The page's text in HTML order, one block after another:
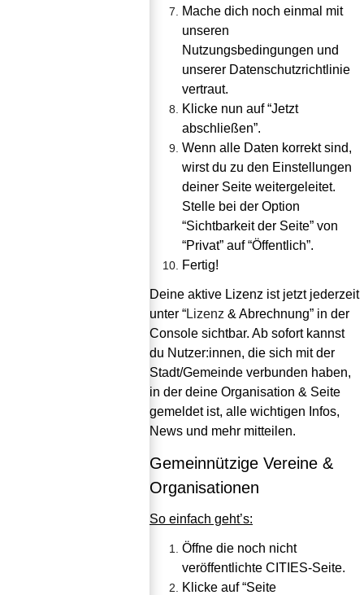
Mache dich noch einmal mit
unseren
Nutzungsbedingungen und
unserer Datenschutzrichtlinie
vertraut.
Klicke nun auf “Jetzt
abschließen”.
Wenn alle Daten korrekt sind,
wirst du zu den Einstellungen
deiner Seite weitergeleitet.
Stelle bei der Option
“Sichtbarkeit der Seite” von
“Privat” auf “Öffentlich”.
Fertig!
Deine aktive Lizenz ist jetzt jederzeit
unter “Lizenz & Abrechnung” in der
Console sichtbar. Ab sofort kannst
du Nutzer:innen, die sich mit der
Stadt/Gemeinde verbunden haben,
in der deine Organisation & Seite
gemeldet ist, alle wichtigen Infos,
News und mehr mitteilen.
Gemeinnützige Vereine &
Organisationen
So einfach geht’s:
Öffne die noch nicht
veröffentlichte CITIES-Seite.
Klicke auf “Seite